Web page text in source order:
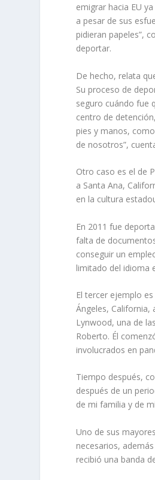
emigrar hacia EU
a pesar de sus
pidieran papeles”,
deportar.
De hecho, relata
Su proceso de
seguro cuándo fue
centro de
pies y manos,
de nosotros”,
Otro caso es el de
a Santa Ana,
en la cultura
En 2011 fue
falta de
conseguir un
limitado del idioma
El tercer ejemplo
Ángeles,
Lynwood, una de
Roberto. Él
involucrados en
Tiempo después,
después de un
de mi familia y de
Uno de sus
necesarios,
recibió una banda